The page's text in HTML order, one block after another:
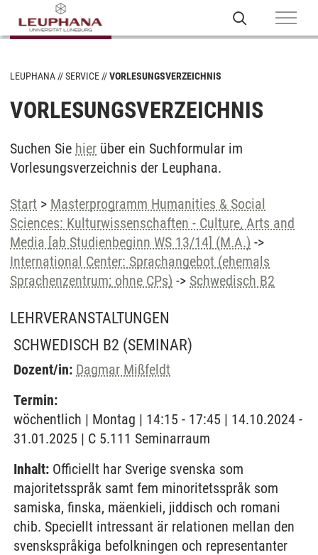
LEUPHANA SERVICE VORLESUNGSVERZEICHNIS
VORLESUNGSVERZEICHNIS
Suchen Sie hier über ein Suchformular im
Vorlesungsverzeichnis der Leuphana.
Start > Masterprogramm Humanities & Social
Sciences: Kulturwissenschaften - Culture, Arts and
Media [ab Studienbeginn WS 13/14] (M.A.) ->
International Center: Sprachangebot (ehemals
Sprachenzentrum; ohne CPs) -> Schwedisch B2
LEHRVERANSTALTUNGEN
SCHWEDISCH B2 (SEMINAR)
Dozent/in: Dagmar Mißfeldt
Termin:
wöchentlich | Montag | 14:15 - 17:45 | 14.10.2024 -
31.01.2025 | C 5.111 Seminarraum
Inhalt: Officiellt har Sverige svenska som
majoritetsspråk samt fem minoritetsspråk som
samiska, finska, mäenkieli, jiddisch och romani
chib. Speciellt intressant är relationen mellan den
svenskspråkiga befolkningen och representanter